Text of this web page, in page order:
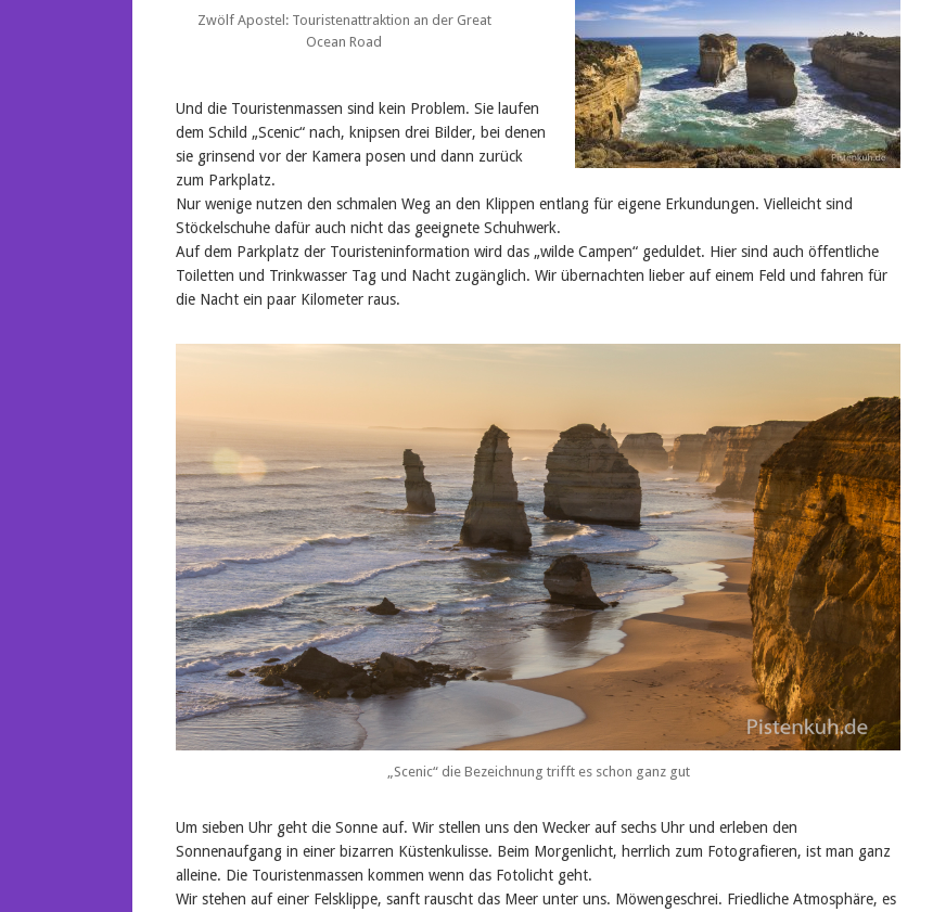
Zwölf Apostel: Touristenattraktion an der Great
Ocean Road
Und die Touristenmassen sind kein Problem. Sie laufen
dem Schild „Scenic“ nach, knipsen drei Bilder, bei denen
sie grinsend vor der Kamera posen und dann zurück
zum Parkplatz.
Nur wenige nutzen den schmalen Weg an den Klippen entlang für eigene Erkundungen. Vielleicht sind
Stöckelschuhe dafür auch nicht das geeignete Schuhwerk.
Auf dem Parkplatz der Touristeninformation wird das „wilde Campen“ geduldet. Hier sind auch öffentliche
Toiletten und Trinkwasser Tag und Nacht zugänglich. Wir übernachten lieber auf einem Feld und fahren für
die Nacht ein paar Kilometer raus.
„Scenic“ die Bezeichnung trifft es schon ganz gut
Um sieben Uhr geht die Sonne auf. Wir stellen uns den Wecker auf sechs Uhr und erleben den
Sonnenaufgang in einer bizarren Küstenkulisse. Beim Morgenlicht, herrlich zum Fotografieren, ist man ganz
alleine. Die Touristenmassen kommen wenn das Fotolicht geht.
Wir stehen auf einer Felsklippe, sanft rauscht das Meer unter uns. Möwengeschrei. Friedliche Atmosphäre, es